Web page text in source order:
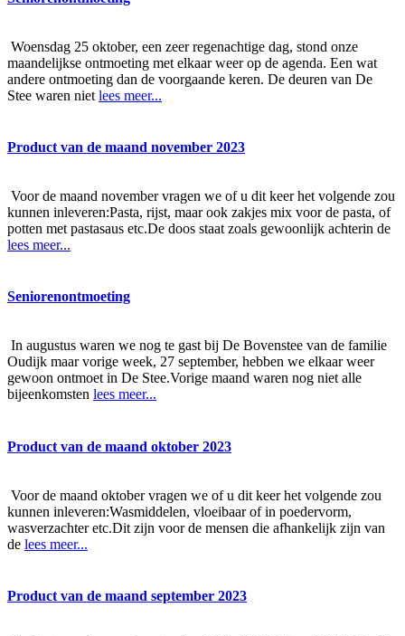
Woensdag 25 oktober, een zeer regenachtige dag, stond onze
maandelijkse ontmoeting met elkaar weer op de agenda. Een wat
andere ontmoeting dan de voorgaande keren. De deuren van De
Stee waren niet lees meer...
Product van de maand november 2023
Voor de maand november vragen we of u dit keer het volgende zou
kunnen inleveren:Pasta, rijst, maar ook zakjes mix voor de pasta, of
potten met pastasaus etc.De doos staat zoals gewoonlijk achterin de
lees meer...
Seniorenontmoeting
In augustus waren we nog te gast bij De Bovenstee van de familie
Oudijk maar vorige week, 27 september, hebben we elkaar weer
gewoon ontmoet in De Stee.Vorige maand waren nog niet alle
bijeenkomsten lees meer...
Product van de maand oktober 2023
Voor de maand oktober vragen we of u dit keer het volgende zou
kunnen inleveren:Wasmiddelen, vloeibaar of in poedervorm,
wasverzachter etc.Dit zijn voor de mensen die afhankelijk zijn van
de lees meer...
Product van de maand september 2023